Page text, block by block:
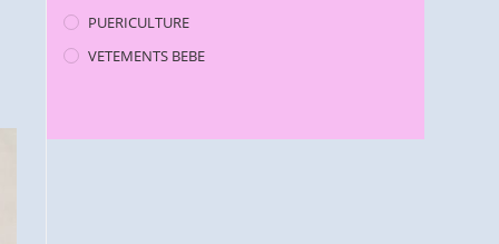
PUERICULTURE
VETEMENTS BEBE